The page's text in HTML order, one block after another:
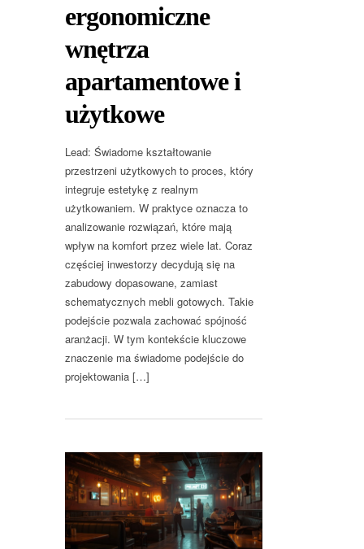
ergonomiczne
wnętrza
apartamentowe i
użytkowe
Lead: Świadome kształtowanie
przestrzeni użytkowych to proces, który
integruje estetykę z realnym
użytkowaniem. W praktyce oznacza to
analizowanie rozwiązań, które mają
wpływ na komfort przez wiele lat. Coraz
częściej inwestorzy decydują się na
zabudowy dopasowane, zamiast
schematycznych mebli gotowych. Takie
podejście pozwala zachować spójność
aranżacji. W tym kontekście kluczowe
znaczenie ma świadome podejście do
projektowania […]